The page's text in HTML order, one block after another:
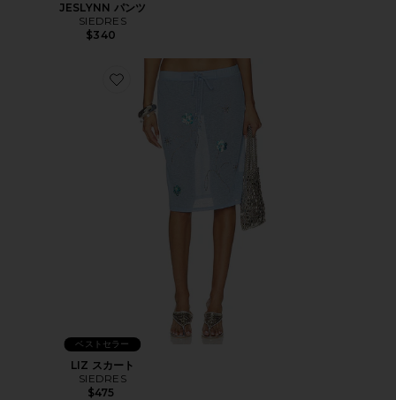
JESLYNN パンツ
SIEDRES
$340
Favorite LIZ スカート
ベストセラー
LIZ スカート
SIEDRES
$475